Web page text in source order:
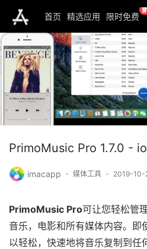
首页 精选应用 限时免费
PrimoMusic Pro 1.7.0 -
imacapp 媒体工具 2019-10-
PrimoMusic Pro可让您轻松管
音乐，电影和所有媒体内容。即
以轻松，快速地将音乐复制到